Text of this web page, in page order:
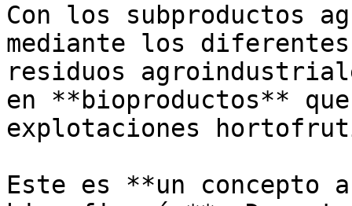
Con los subproductos
mediante los
residuos
en **bioproductos**
explotaciones
Este es **un concepto